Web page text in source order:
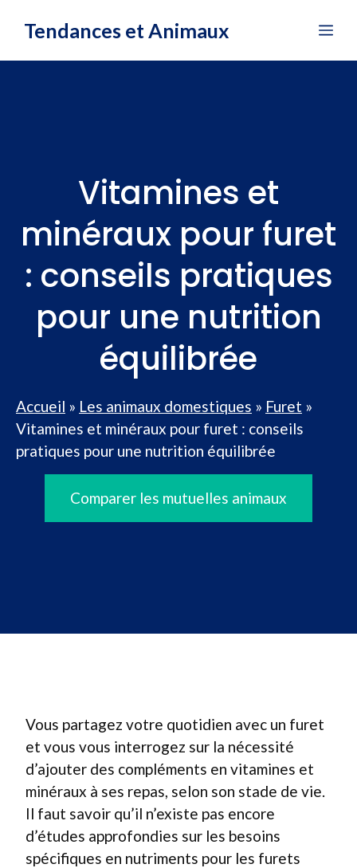
Tendances et Animaux
Vitamines et
minéraux pour furet
: conseils pratiques
pour une nutrition
équilibrée
Accueil » Les animaux domestiques » Furet »
Vitamines et minéraux pour furet : conseils
pratiques pour une nutrition équilibrée
Comparer les mutuelles animaux
Vous partagez votre quotidien avec un furet
et vous vous interrogez sur la nécessité
d’ajouter des compléments en vitamines et
minéraux à ses repas, selon son stade de vie.
Il faut savoir qu’il n’existe pas encore
d’études approfondies sur les besoins
spécifiques en nutriments pour les furets